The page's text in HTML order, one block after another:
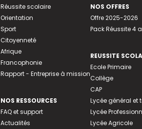
Réussite scolaire
Orientation
Sport
Citoyenneté
Afrique
Francophonie
Rapport - Entreprise à mission
NOS RESSOURCES
FAQ et support
Actualités
NOS OFFRES
Offre 2025-2026
Pack Réussite 4
REUSSITE
Ecole Primaire
Collège
CAP
Lycée général et
Lycée
Lycée Agricole